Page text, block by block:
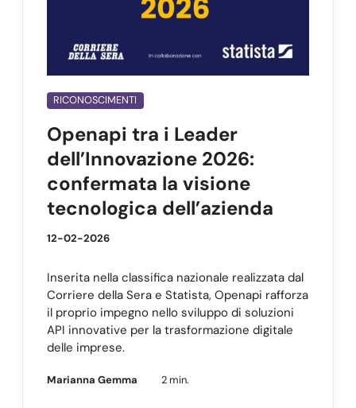
RICONOSCIMENTI
Openapi tra i Leader
dell’Innovazione 2026:
confermata la visione
tecnologica dell’azienda
12-02-2026
Inserita nella classifica nazionale realizzata dal
Corriere della Sera e Statista, Openapi rafforza
il proprio impegno nello sviluppo di soluzioni
API innovative per la trasformazione digitale
delle imprese.
Marianna Gemma 2 min.